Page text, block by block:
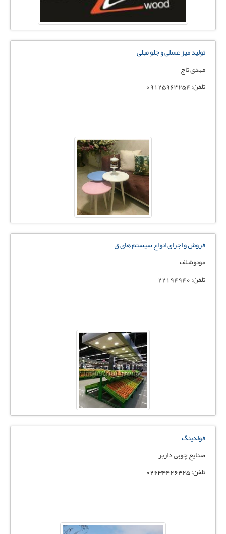
تولید میز عسلی و جلو مبلی
مهدی تاج
تلفن: 09125963254
فروش و اجرای انواع سیستم های ق
مونوشلف
تلفن: 22194940
فولدینگ
صنایع چوبی داربر
تلفن: 02634426425